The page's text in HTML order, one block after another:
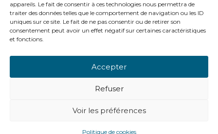
Conditions générales d’utilisation
OpenSub Portail V3.0
appareils. Le fait de consentir à ces technologies nous permettra de
traiter des données telles que le comportement de navigation ou les ID
uniques sur ce site. Le fait de ne pas consentir ou de retirer son
consentement peut avoir un effet négatif sur certaines caractéristiques
et fonctions.
Accepter
Refuser
Voir les préférences
Politique de cookies